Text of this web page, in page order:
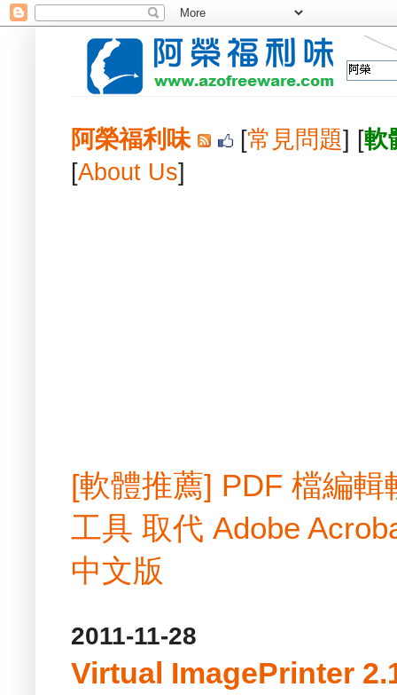
阿榮福利味 [常見問題] [軟
[About Us]
[軟體推薦] PDF 檔編
工具 取代 Adobe
中文版
2011-11-28
Virtual ImagePrinter